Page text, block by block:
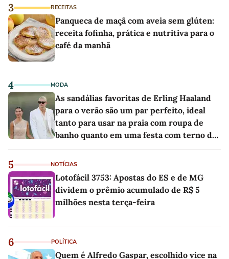
3 RECEITAS
Panqueca de maçã com aveia sem glúten:
receita fofinha, prática e nutritiva para o
café da manhã
4 MODA
As sandálias favoritas de Erling Haaland
para o verão são um par perfeito, ideal
tanto para usar na praia com roupa de
banho quanto em uma festa com terno de
5 NOTÍCIAS
Lotofácil 3753: Apostas do ES e de MG
dividem o prêmio acumulado de R$ 5
milhões nesta terça-feira
6 POLÍTICA
Quem é Alfredo Gaspar, escolhido vice na